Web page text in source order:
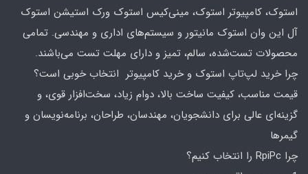
استوک، کامپیوتر استوک، مینی‌کیس استوک ورک استیشن استوک
آل این وان استوک مانیتور و سیستم‌های اداری و مهندسی. تمامی
محصولات تست‌شده، سالم، تمیز و دارای مهلت تست می‌باشند.
چرا خرید لپ‌تاپ استوک و خرید کامپیوتر انتخاب خوبی است؟
قیمت مناسب، کیفیت ساخت بالا، دوام زیاد، سخت‌افزار قوی، و
گزینه‌ای عالی برای دانشجویان، مهندسان، طراحان، برنامه‌نویسان و
گیمرها
چرا RpiPc را انتخاب کنیم؟